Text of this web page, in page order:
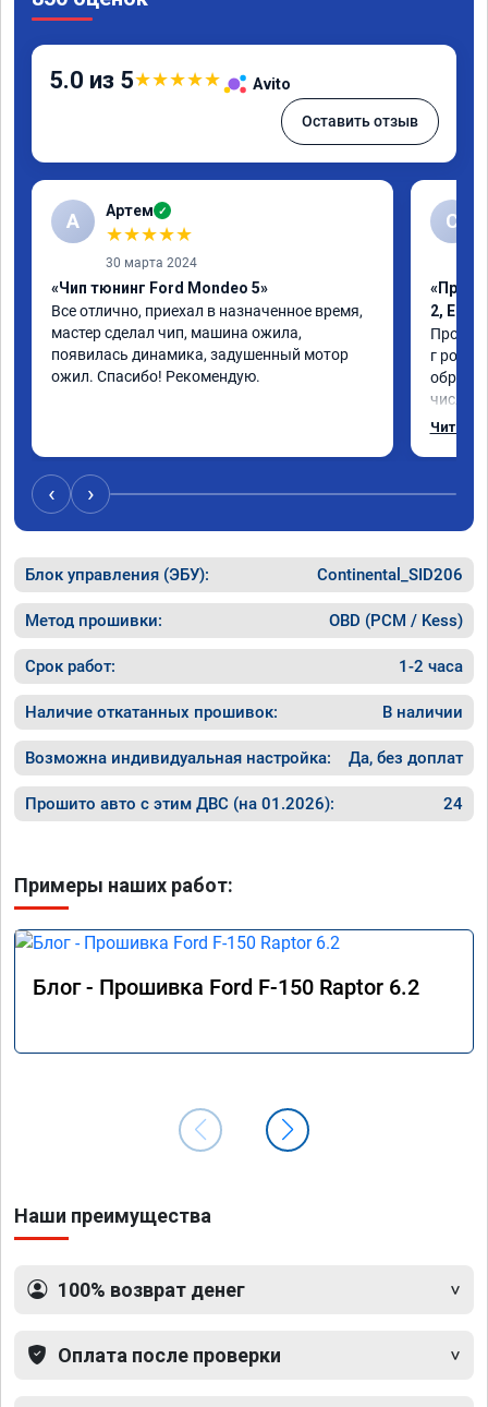
5.0 из 5★★★★★ Avito
Оставить отзыв
А Артем ✓
★★★★★
30 марта 2024
«Чип тюнинг Ford Mondeo 5»
Все отлично, приехал в назначенное время,
мастер сделал чип, машина ожила,
появилась динамика, задушенный мотор
ожил. Спасибо! Рекомендую.
С
2, Егр
г
число,
важно
Читать
‹ ›
Блок управления (ЭБУ): Continental_SID206
Метод прошивки: OBD (PCM / Kess)
Срок работ: 1-2 часа
Наличие откатанных прошивок: В наличии
Возможна индивидуальная настройка: Да, без доплат
Прошито авто с этим ДВС (на 01.2026): 24
Примеры наших работ:
Блог - Прошивка Ford F-150 Raptor 6.2
Наши преимущества
100% возврат денег
Оплата после проверки